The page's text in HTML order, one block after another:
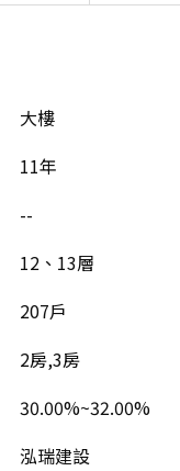
大樓
11年
--
12、13層
207戶
2房,3房
30.00%~32.00%
泓瑞建設